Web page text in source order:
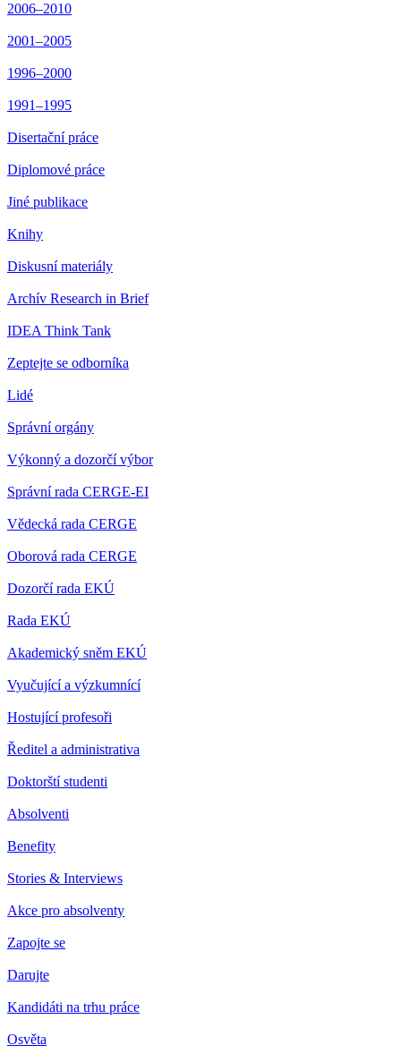
2006–2010
2001–2005
1996–2000
1991–1995
Disertační práce
Diplomové práce
Jiné publikace
Knihy
Diskusní materiály
Archív Research in Brief
IDEA Think Tank
Zeptejte se odborníka
Lidé
Správní orgány
Výkonný a dozorčí výbor
Správní rada CERGE-EI
Vědecká rada CERGE
Oborová rada CERGE
Dozorčí rada EKÚ
Rada EKÚ
Akademický sněm EKÚ
Vyučující a výzkumnící
Hostující profesoři
Ředitel a administrativa
Doktorští studenti
Absolventi
Benefity
Stories & Interviews
Akce pro absolventy
Zapojte se
Darujte
Kandidáti na trhu práce
Osvěta